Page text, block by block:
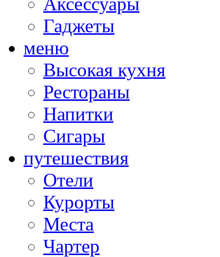
Гаджеты
меню
Высокая кухня
Рестораны
Напитки
Сигары
путешествия
Отели
Курорты
Места
Чартер